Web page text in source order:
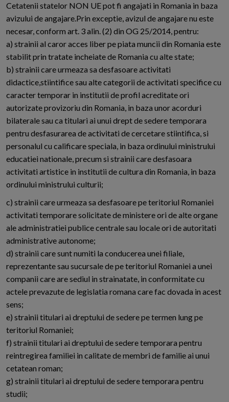
Cetatenii statelor NON UE pot fi angajati in Romania in baza
avizului de angajare.Prin exceptie, avizul de angajare nu este
necesar, conform art. 3 alin. (2) din OG 25/2014, pentru:
a) strainii al caror acces liber pe piata muncii din Romania este
stabilit prin tratate incheiate de Romania cu alte state;
b) strainii care urmeaza sa desfasoare activitati
didactice,stiintifice sau alte categorii de activitati specifice cu
caracter temporar in institutii de profil acreditate ori
autorizate provizoriu din Romania, in baza unor acorduri
bilaterale sau ca titulari ai unui drept de sedere temporara
pentru desfasurarea de activitati de cercetare stiintifica, si
personalul cu calificare speciala, in baza ordinului ministrului
educatiei nationale, precum si strainii care desfasoara
activitati artistice in institutii de cultura din Romania, in baza
ordinului ministrului culturii;
c) strainii care urmeaza sa desfasoare pe teritoriul Romaniei
activitati temporare solicitate de ministere ori de alte organe
ale administratiei publice centrale sau locale ori de autoritati
administrative autonome;
d) strainii care sunt numiti la conducerea unei filiale,
reprezentante sau sucursale de pe teritoriul Romaniei a unei
companii care are sediul in strainatate, in conformitate cu
actele prevazute de legislatia romana care fac dovada in acest
sens;
e) strainii titulari ai dreptului de sedere pe termen lung pe
teritoriul Romaniei;
f) strainii titulari ai dreptului de sedere temporara pentru
reintregirea familiei in calitate de membri de familie ai unui
cetatean roman;
g) strainii titulari ai dreptului de sedere temporara pentru
studii;